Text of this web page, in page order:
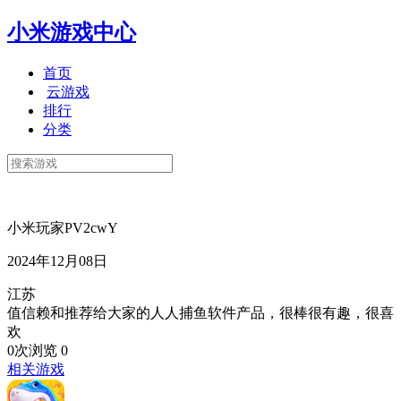
小米游戏中心
首页
云游戏
排行
分类
小米玩家PV2cwY
2024年12月08日
江苏
值信赖和推荐给大家的人人捕鱼软件产品，很棒很有趣，很喜
欢
0次浏览 0
相关游戏